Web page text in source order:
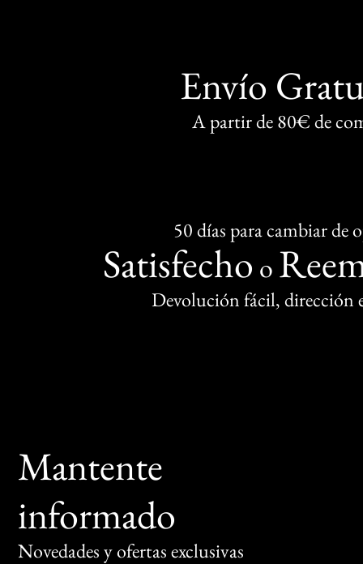
Envío
A partir de 80€ de
50 días para cambiar de
Satisfecho o
Devolución fácil, dirección
Mantente
informado
Novedades y ofertas exclusivas